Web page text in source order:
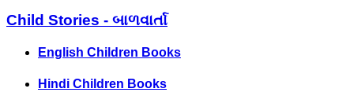
Child Stories - બાળવાર્તા
English Children Books
Hindi Children Books